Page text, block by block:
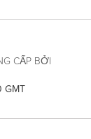
CẤP BỞI
GMT